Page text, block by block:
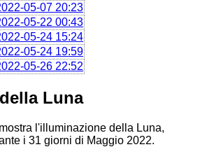
05-07 20:23
05-22 00:43
05-24 15:24
05-24 19:59
05-26 22:52
Luna
l'illuminazione della Luna,
i 31 giorni di Maggio 2022.